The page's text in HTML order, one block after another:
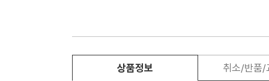
상품정보 취소/반품/